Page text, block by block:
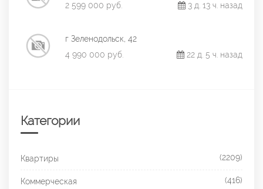
2 599 000 руб.
3 д. 13 ч. назад
г Зеленодольск, 42
4 990 000 руб.
22 д. 5 ч. назад
Категории
Квартиры (2209)
Коммерческая (416)